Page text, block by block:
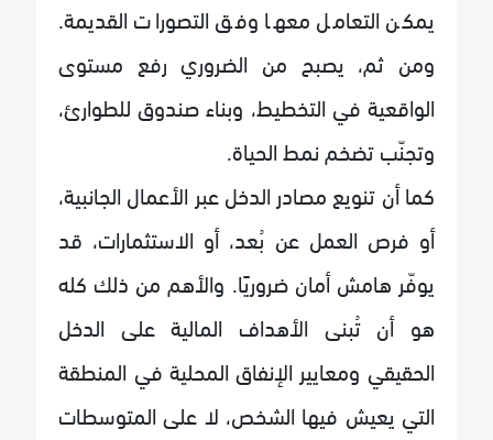
يمكن التعامل معها وفق التصورات القديمة.
ومن ثم، يصبح من الضروري رفع مستوى
الواقعية في التخطيط، وبناء صندوق للطوارئ،
وتجنّب تضخم نمط الحياة.
كما أن تنويع مصادر الدخل عبر الأعمال الجانبية،
أو فرص العمل عن بُعد، أو الاستثمارات، قد
يوفّر هامش أمان ضروريًا. والأهم من ذلك كله
هو أن تُبنى الأهداف المالية على الدخل
الحقيقي ومعايير الإنفاق المحلية في المنطقة
التي يعيش فيها الشخص، لا على المتوسطات